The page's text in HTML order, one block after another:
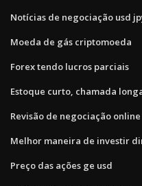
Notícias de negociação usd
Moeda de gás criptomoeda
Forex tendo lucros parciais
Estoque curto, chamada
Revisão de negociação
Melhor maneira de investir
Preço das ações ge usd